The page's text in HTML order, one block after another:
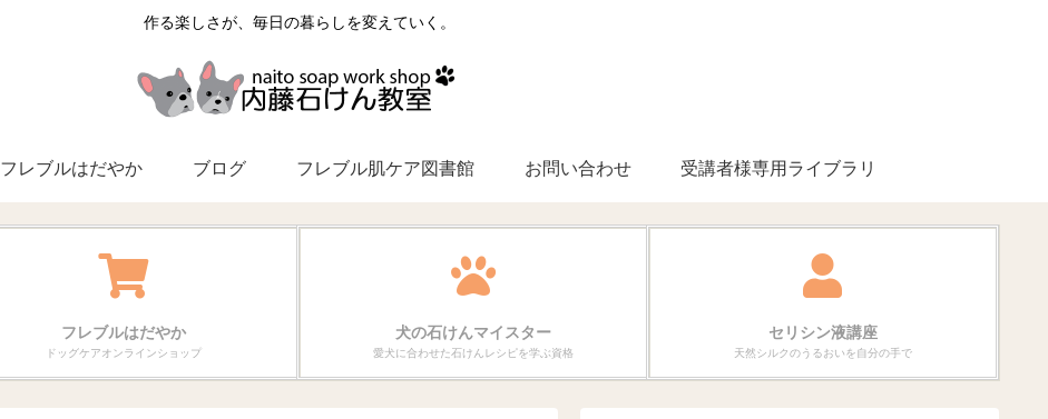
作る楽しさが、毎日の暮らしを変えていく。
フレブルはだやか ブログ フレブル肌ケア図書館 お問い合わせ 受講者様専用ライブラリ
フレブルはだやか
ドッグケアオンラインショップ
犬の石けんマイスター
愛犬に合わせた石けんレシピを学ぶ資格
セリシン液講座
天然シルクのうるおいを自分の手で